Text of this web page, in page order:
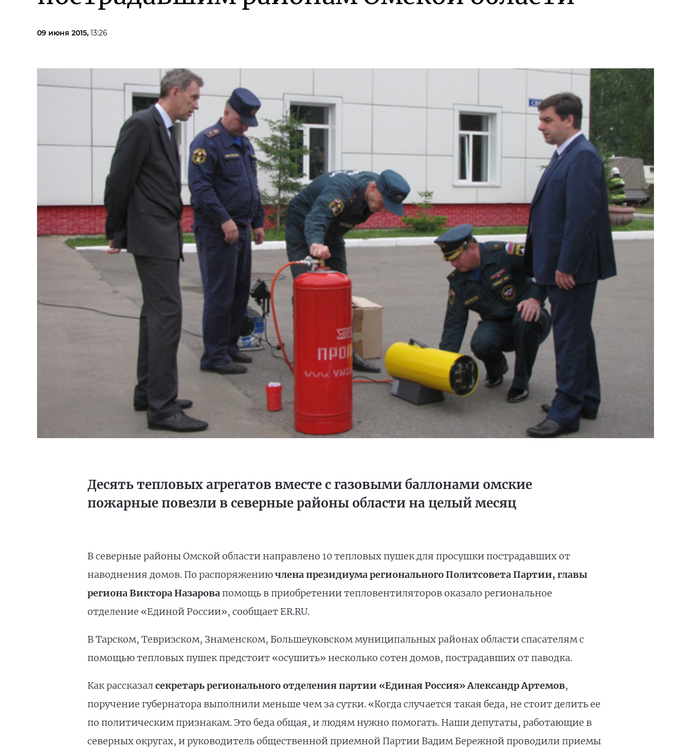
09 июня 2015, 13:26
Десять тепловых агрегатов вместе с газовыми баллонами омские
пожарные повезли в северные районы области на целый месяц
В северные районы Омской области направлено 10 тепловых пушек для просушки пострадавших от
наводнения домов. По распоряжениючлена президиума регионального Политсовета Партии, главы
региона Виктора Назарова помощь в приобретении тепловентиляторов оказало региональное
отделение «Единой России», сообщает ER.RU.
В Тарском, Тевризском, Знаменском, Большеуковском муниципальных районах области спасателям с
помощью тепловых пушек предстоит «осушить» несколько сотен домов, пострадавших от паводка.
Как рассказалсекретарь регионального отделения партии «Единая Россия» Александр Артемов,
поручение губернатора выполнили меньше чем за сутки. «Когда случается такая беда, не стоит делить ее
по политическим признакам. Это беда общая, и людям нужно помогать. Наши депутаты, работающие в
северных округах, и руководитель общественной приемной Партии Вадим Бережной проводили приемы